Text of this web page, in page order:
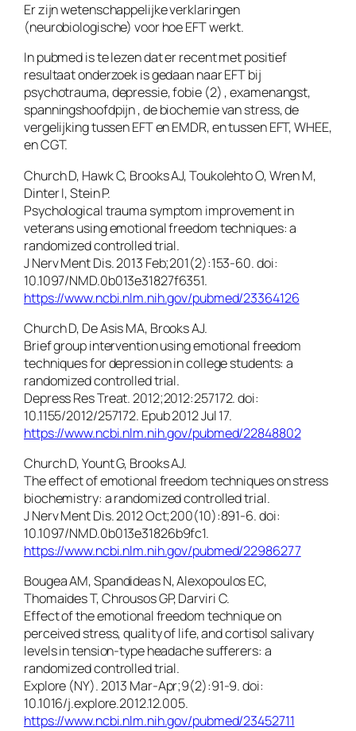
Er zijn wetenschappelijke verklaringen
(neurobiologische) voor hoe EFT werkt.
In pubmed is te lezen dat er recent met positief
resultaat onderzoek is gedaan naar EFT bij
psychotrauma, depressie, fobie (2) , examenangst,
spanningshoofdpijn , de biochemie van stress, de
vergelijking tussen EFT en EMDR, en tussen EFT, WHEE,
en CGT.
Church D, Hawk C, Brooks AJ, Toukolehto O, Wren M,
Dinter I, Stein P.
Psychological trauma symptom improvement in
veterans using emotional freedom techniques: a
randomized controlled trial.
J Nerv Ment Dis. 2013 Feb;201(2):153-60. doi:
10.1097/NMD.0b013e31827f6351.
https://www.ncbi.nlm.nih.gov/pubmed/23364126
Church D, De Asis MA, Brooks AJ.
Brief group intervention using emotional freedom
techniques for depression in college students: a
randomized controlled trial.
Depress Res Treat. 2012;2012:257172. doi:
10.1155/2012/257172. Epub 2012 Jul 17.
https://www.ncbi.nlm.nih.gov/pubmed/22848802
Church D, Yount G, Brooks AJ.
The effect of emotional freedom techniques on stress
biochemistry: a randomized controlled trial.
J Nerv Ment Dis. 2012 Oct;200(10):891-6. doi:
10.1097/NMD.0b013e31826b9fc1.
https://www.ncbi.nlm.nih.gov/pubmed/22986277
Bougea AM, Spandideas N, Alexopoulos EC,
Thomaides T, Chrousos GP, Darviri C.
Effect of the emotional freedom technique on
perceived stress, quality of life, and cortisol salivary
levels in tension-type headache sufferers: a
randomized controlled trial.
Explore (NY). 2013 Mar-Apr;9(2):91-9. doi:
10.1016/j.explore.2012.12.005.
https://www.ncbi.nlm.nih.gov/pubmed/23452711